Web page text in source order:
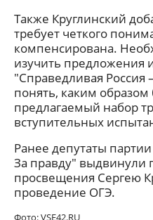
Также Круглинский
требует четкого
компенсирована.
изучить предложения
"Справедливая Россия
понять, каким образом
предлагаемый набор
вступительных
Ранее депутаты
За правду" выдвинули
просвещения Сергею
проведение ОГЭ.
Фото: VSE42.RU